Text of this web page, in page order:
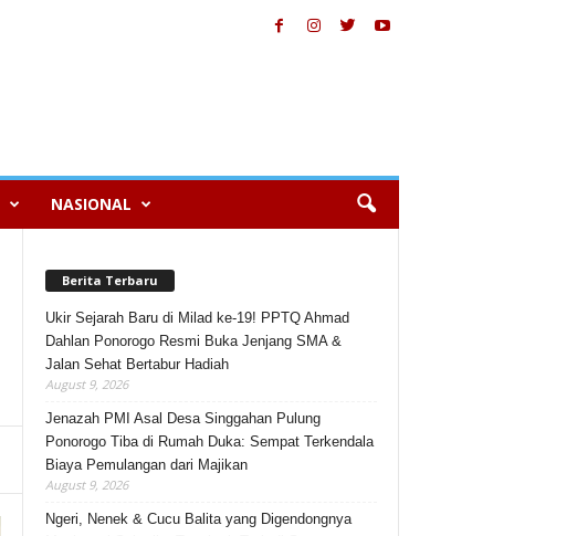
NASIONAL
Berita Terbaru
Ukir Sejarah Baru di Milad ke-19! PPTQ Ahmad
Dahlan Ponorogo Resmi Buka Jenjang SMA &
Jalan Sehat Bertabur Hadiah
August 9, 2026
Jenazah PMI Asal Desa Singgahan Pulung
Ponorogo Tiba di Rumah Duka: Sempat Terkendala
Biaya Pemulangan dari Majikan
August 9, 2026
Ngeri, Nenek & Cucu Balita yang Digendongnya